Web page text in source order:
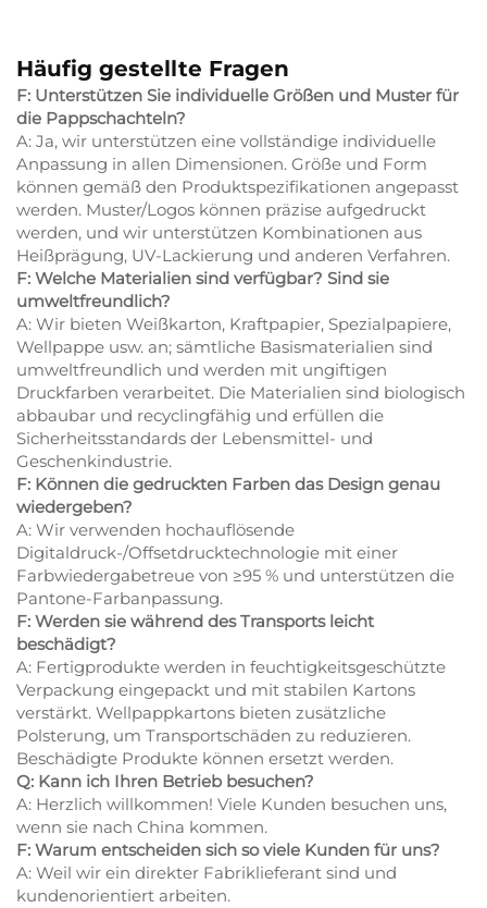
Häufig gestellte Fragen
F: Unterstützen Sie individuelle Größen und Muster für
die Pappschachteln?
A: Ja, wir unterstützen eine vollständige individuelle
Anpassung in allen Dimensionen. Größe und Form
können gemäß den Produktspezifikationen angepasst
werden. Muster/Logos können präzise aufgedruckt
werden, und wir unterstützen Kombinationen aus
Heißprägung, UV-Lackierung und anderen Verfahren.
F: Welche Materialien sind verfügbar? Sind sie
umweltfreundlich?
A: Wir bieten Weißkarton, Kraftpapier, Spezialpapiere,
Wellpappe usw. an; sämtliche Basismaterialien sind
umweltfreundlich und werden mit ungiftigen
Druckfarben verarbeitet. Die Materialien sind biologisch
abbaubar und recyclingfähig und erfüllen die
Sicherheitsstandards der Lebensmittel- und
Geschenkindustrie.
F: Können die gedruckten Farben das Design genau
wiedergeben?
A: Wir verwenden hochauflösende
Digitaldruck-/Offsetdrucktechnologie mit einer
Farbwiedergabetreue von ≥95 % und unterstützen die
Pantone-Farbanpassung.
F: Werden sie während des Transports leicht
beschädigt?
A: Fertigprodukte werden in feuchtigkeitsgeschützte
Verpackung eingepackt und mit stabilen Kartons
verstärkt. Wellpappkartons bieten zusätzliche
Polsterung, um Transportschäden zu reduzieren.
Beschädigte Produkte können ersetzt werden.
Q: Kann ich Ihren Betrieb besuchen?
A: Herzlich willkommen! Viele Kunden besuchen uns,
wenn sie nach China kommen.
F: Warum entscheiden sich so viele Kunden für uns?
A: Weil wir ein direkter Fabriklieferant sind und
kundenorientiert arbeiten.